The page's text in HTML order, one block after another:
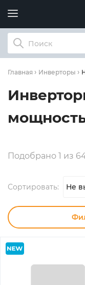
Главная Инверторы
Подобрано 1 из
Сортировать: Не